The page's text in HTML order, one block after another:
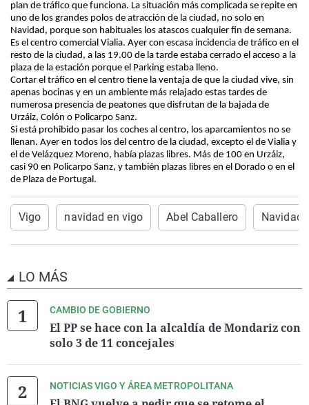
plan de tráfico que funciona. La situación más complicada se repite en
uno de los grandes polos de atracción de la ciudad, no solo en
Navidad, porque son habituales los atascos cualquier fin de semana.
Es el centro comercial Vialia. Ayer con escasa incidencia de tráfico en el
resto de la ciudad, a las 19.00 de la tarde estaba cerrado el acceso a la
plaza de la estación porque el Parking estaba lleno.
Cortar el tráfico en el centro tiene la ventaja de que la ciudad vive, sin
apenas bocinas y en un ambiente más relajado estas tardes de
numerosa presencia de peatones que disfrutan de la bajada de
Urzáiz, Colón o Policarpo Sanz.
Si está prohibido pasar los coches al centro, los aparcamientos no se
llenan. Ayer en todos los del centro de la ciudad, excepto el de Vialia y
el de Velázquez Moreno, había plazas libres. Más de 100 en Urzáiz,
casi 90 en Policarpo Sanz, y también plazas libres en el Dorado o en el
de Plaza de Portugal.
Vigo navidad en vigo Abel Caballero Navidad
LO MÁS
CAMBIO DE GOBIERNO
El PP se hace con la alcaldía de Mondariz con
solo 3 de 11 concejales
NOTICIAS VIGO Y ÁREA METROPOLITANA